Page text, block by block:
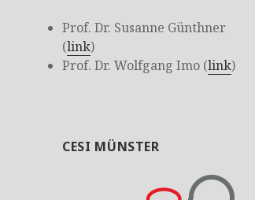
Prof. Dr. Susanne Günthner
(link)
Prof. Dr. Wolfgang Imo (link)
CESI MÜNSTER